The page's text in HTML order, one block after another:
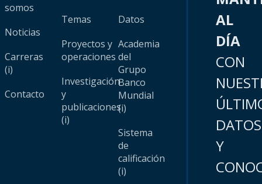
somos
Noticias
Carreras
(i)
Contacto
Temas
Proyectos y
operaciones
Investigación
y
publicaciones
(i)
Datos
Academia
del
Grupo
Banco
Mundial
(i)
Sistema
de
calificación
(i)
AL
DÍA
CON
DATOS
Y